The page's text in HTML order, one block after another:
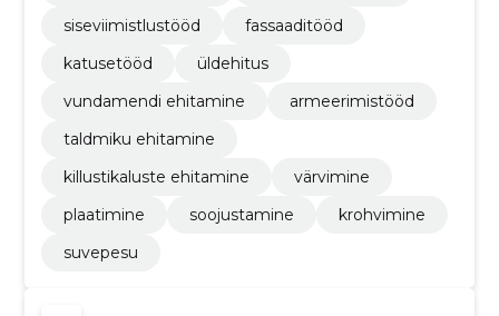
siseviimistlustööd
fassaaditööd
katusetööd
üldehitus
vundamendi ehitamine
armeerimistööd
taldmiku ehitamine
killustikaluste ehitamine
värvimine
plaatimine
soojustamine
krohvimine
suvepesu